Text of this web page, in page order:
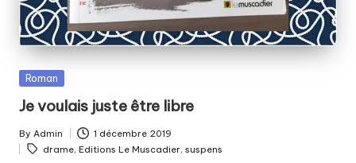
Posted
Roman
Je voulais juste être libre
Posted
by
By Admin 1 décembre 2019
Tags:
drame, Editions Le Muscadier, suspens